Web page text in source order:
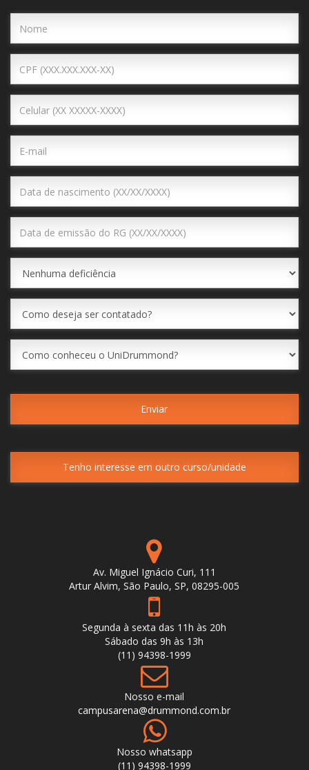
Av. Miguel Ignácio Curi, 111
Artur Alvim, São Paulo, SP, 08295-005
Segunda à sexta das 11h às 20h
Sábado das 9h às 13h
(11) 94398-1999
Nosso e-mail
campusarena@drummond.com.br
Nosso whatsapp
(11) 94398-1999